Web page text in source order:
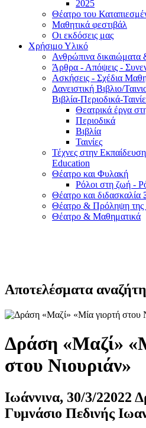
2025
Θέατρο του
Μαθητικά φεστιβάλ
Οι εκδόσεις μας
Χρήσιμο Υλικό
Ανθρώπινα
Άρθρα - Απόψεις -
Ασκήσεις - Σχέδια
Δανειστική Βιβλιο/
Βιβλία-Περιοδικά-
Θεατρικά έργα
Περιοδικά
Βιβλία
Ταινίες
Τέχνες στην
Education
Θέατρο και Φυλακή
Ρόλοι στη ζωή -
Θέατρο και
Θέατρο & Πρόληψη της
Θέατρο & Μαθηματικά
Αποτελέσματα
Δράση «Μαζί»
στου Νιουριάν»
Ιωάννινα, 30/3/22022
Γυμνάσιο Πεδινής